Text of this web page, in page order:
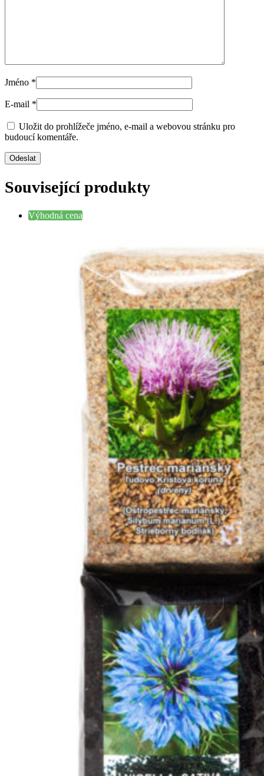
Jméno *
E-mail *
Uložit do prohlížeče jméno, e-mail a webovou stránku pro
budoucí komentáře.
Související produkty
Výhodná cena